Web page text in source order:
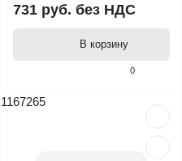
0
731 руб. без НДС
В корзину
1167265